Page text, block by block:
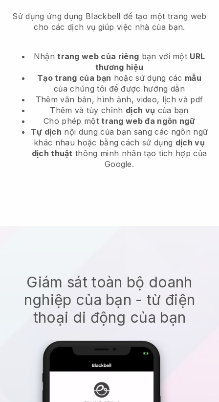
Sử dụng ứng dụng Blackbell để tạo một trang web
cho các dịch vụ giúp việc nhà của bạn.
Nhậntrang web của riêng bạn với một URL
thương hiệu
Tạo trang của bạn hoặc sử dụng các mẫu
của chúng tôi để được hướng dẫn
Thêm văn bản, hình ảnh, video, lịch và pdf
Thêm và tùy chỉnh dịch vụ của bạn
Cho phép mộttrang web đa ngôn ngữ
Tự dịch nội dung của bạn sang các ngôn ngữ
khác nhau hoặc bằng cách sử dụng dịch vụ
dịch thuật thông minh nhân tạo tích hợp của
Google.
Giám sát toàn bộ doanh
nghiệp của bạn - từ điện
thoại di động của bạn